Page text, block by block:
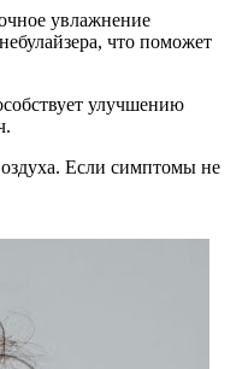
увлажнение
что поможет
улучшению
Если симптомы не